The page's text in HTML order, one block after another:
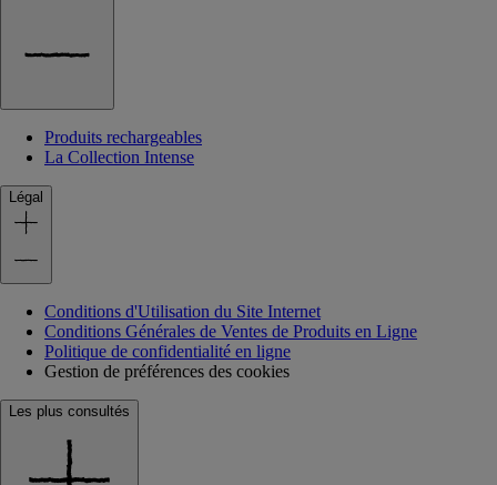
Produits rechargeables
La Collection Intense
Légal
Conditions d'Utilisation du Site Internet
Conditions Générales de Ventes de Produits en Ligne
Politique de confidentialité en ligne
Gestion de préférences des cookies
Les plus consultés